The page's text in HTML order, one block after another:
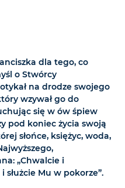
dla tego, co
o Stwórcy
na drodze swojego
wzywał go do
się w ów śpiew
pod koniec życia swoją
słońce, księżyc, woda,
„Chwalcie i
służcie Mu w pokorze”.